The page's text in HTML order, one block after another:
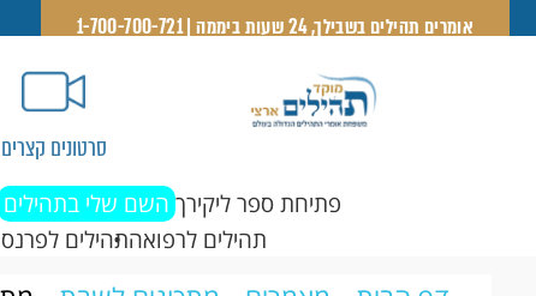
אומרים תהילים בשבילך, 24 שעות ביממה | 1-700-700-721
סרטונים קצרים
פתיחת ספר ליקירך השם שלי בתהילים
תהילים לרפואהתהילים